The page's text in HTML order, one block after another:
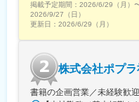
掲載予定期間： 2026/6/29（月）
2026/9/27（日）
更新日： 2026/6/29（月）
株式会社ポプラ
書籍の企画営業／未経験歓